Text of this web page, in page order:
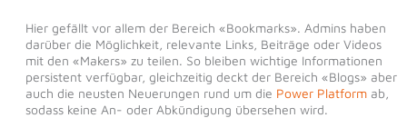
Hier gefällt vor allem der Bereich «Bookmarks». Admins haben
darüber die Möglichkeit, relevante Links, Beiträge oder Videos
mit den «Makers» zu teilen. So bleiben wichtige Informationen
persistent verfügbar, gleichzeitig deckt der Bereich «Blogs» aber
auch die neusten Neuerungen rund um die Power Platformab,
sodass keine An- oder Abkündigung übersehen wird.